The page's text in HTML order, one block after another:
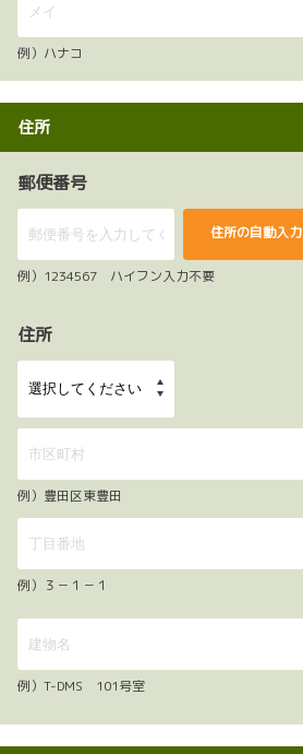
例）ハナコ
住所
郵便番号
住所の自動入力
例）1234567 ハイフン入力不要
住所
例）豊田区東豊田
例）３－１－１
例）T-DMS 101号室